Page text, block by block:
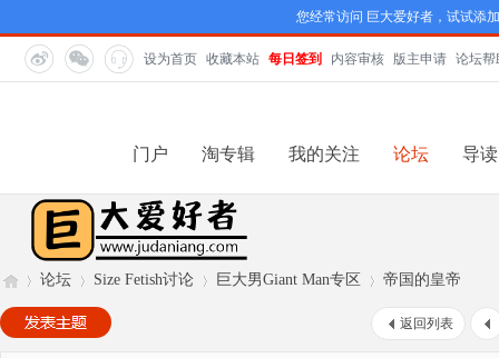
您经常访问 巨大爱好者，试试添
设为首页 收藏本站 每日签到 内容审核 版主申请 论坛帮
门户 淘专辑 我的关注 论坛 导读
论坛 Size Fetish讨论 巨大男Giant Man专区 帝国的皇帝
返回列表